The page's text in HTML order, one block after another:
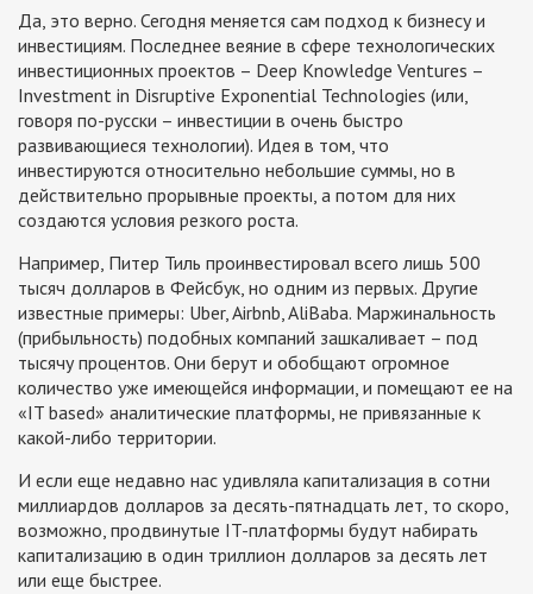
Да, это верно. Сегодня меняется сам подход к бизнесу и
инвестициям. Последнее веяние в сфере технологических
инвестиционных проектов – Deep Knowledge Ventures –
Investment in Disruptive Exponential Technologies (или,
говоря по-русски – инвестиции в очень быстро
развивающиеся технологии). Идея в том, что
инвестируются относительно небольшие суммы, но в
действительно прорывные проекты, а потом для них
создаются условия резкого роста.
Например, Питер Тиль проинвестировал всего лишь 500
тысяч долларов в Фейсбук, но одним из первых. Другие
известные примеры: Uber, Airbnb, AliBaba. Маржинальность
(прибыльность) подобных компаний зашкаливает – под
тысячу процентов. Они берут и обобщают огромное
количество уже имеющейся информации, и помещают ее на
«IT based» аналитические платформы, не привязанные к
какой-либо территории.
И если еще недавно нас удивляла капитализация в сотни
миллиардов долларов за десять-пятнадцать лет, то скоро,
возможно, продвинутые IT-платформы будут набирать
капитализацию в один триллион долларов за десять лет
или еще быстрее.